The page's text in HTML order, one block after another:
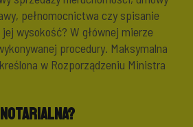
pełnomocnictwa czy spisanie
wysokość? W głównej mierze
procedury. Maksymalna
w Rozporządzeniu Ministra